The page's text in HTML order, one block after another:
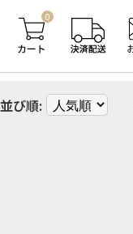
0
並び順: